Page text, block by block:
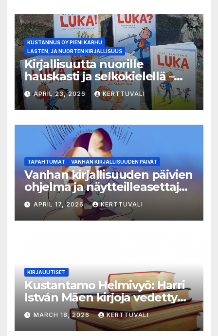
KUSTANNUS OY PIENI KARHU
LASTEN, JA NUORTEN KIRJALLISUUS
Kirjallisuutta nuorille
hauskasti ja selkokielellä –
Luka-sarjasta viides osa
APRIL 23, 2026 KERTTUVALI
TAPAHTUMAT VANHAN KIRJALLISUUDEN PÄIVÄT
Vanhan kirjallisuuden päivien
ohjelma ja näytteilleasettajat
julkistettu
APRIL 17, 2026 KERTTUVALI
KIRJAUUTISET
Kustantamo Helmivyö: Harri
István Mäen kirjoja vedetty
myynnistä
MARCH 18, 2026 KERTTUVALI